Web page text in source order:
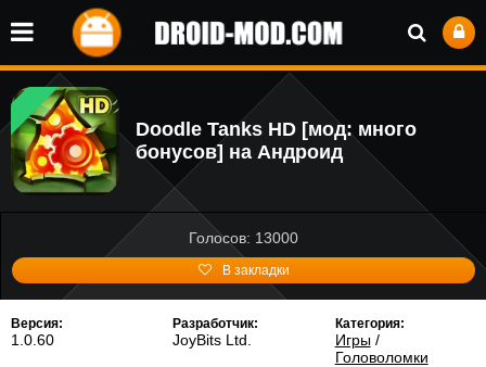
Doodle Tanks HD [мод: много
бонусов] на Андроид
Голосов: 13000
В закладки
Версия:
1.0.60
Разработчик:
JoyBits Ltd.
Категория:
Игры/
Головоломки